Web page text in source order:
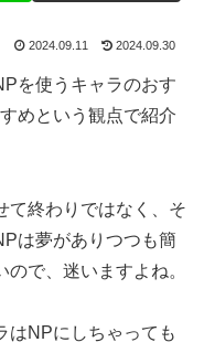
2024.09.11 2024.09.30
を使うキャラのおす
めという観点で紹介
て終わりではなく、そ
は夢がありつつも簡
で、迷いますよね。
はNPにしちゃっても